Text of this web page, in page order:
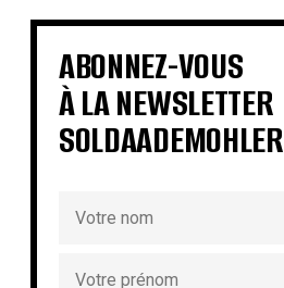
€
€ €
€ €
ABONNEZ-VOUS
À LA NEWSLETTER
SOLDAADEMOHLER